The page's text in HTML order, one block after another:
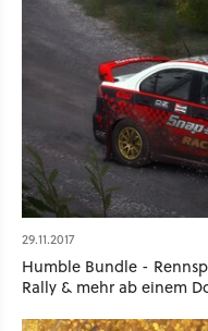
29.11.2017
Humble Bundle -
Rally & mehr ab einem